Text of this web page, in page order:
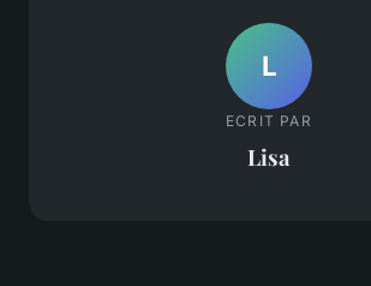
L
ECRIT PAR
Lisa